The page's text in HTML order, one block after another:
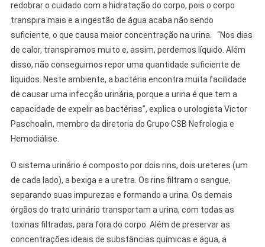
redobrar o cuidado com a hidratação do corpo, pois o corpo
transpira mais e a ingestão de água acaba não sendo
suficiente, o que causa maior concentração na urina. “Nos dias
de calor, transpiramos muito e, assim, perdemos líquido. Além
disso, não conseguimos repor uma quantidade suficiente de
líquidos. Neste ambiente, a bactéria encontra muita facilidade
de causar uma infecção urinária, porque a urina é que tem a
capacidade de expelir as bactérias”, explica o urologista Victor
Paschoalin, membro da diretoria do Grupo CSB Nefrologia e
Hemodiálise.
O sistema urinário é composto por dois rins, dois ureteres (um
de cada lado), a bexiga e a uretra. Os rins filtram o sangue,
separando suas impurezas e formando a urina. Os demais
órgãos do trato urinário transportam a urina, com todas as
toxinas filtradas, para fora do corpo. Além de preservar as
concentrações ideais de substâncias químicas e água, a